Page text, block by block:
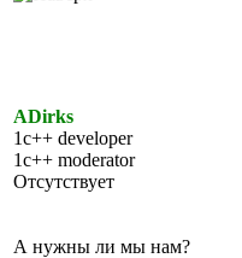
ADirks
1c++ developer
1c++ moderator
Отсутствует
А нужны ли мы нам?